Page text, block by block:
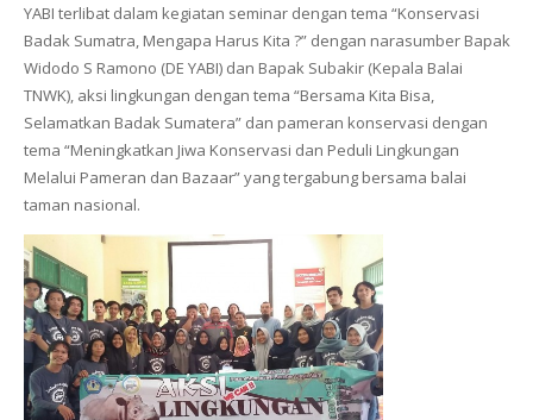
YABI terlibat dalam kegiatan seminar dengan tema “Konservasi
Badak Sumatra, Mengapa Harus Kita ?” dengan narasumber Bapak
Widodo S Ramono (DE YABI) dan Bapak Subakir (Kepala Balai
TNWK), aksi lingkungan dengan tema “Bersama Kita Bisa,
Selamatkan Badak Sumatera” dan pameran konservasi dengan
tema “Meningkatkan Jiwa Konservasi dan Peduli Lingkungan
Melalui Pameran dan Bazaar” yang tergabung bersama balai
taman nasional.